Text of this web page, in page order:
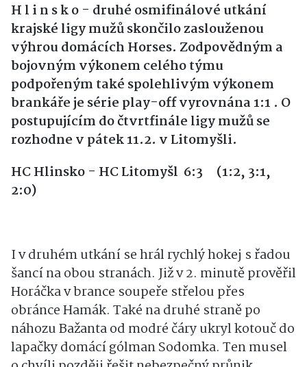
H l i n s k o - druhé osmifinálové utkání
krajské ligy mužů skončilo zaslouženou
výhrou domácích Horses. Zodpovědným a
bojovným výkonem celého týmu
podpořeným také spolehlivým výkonem
brankáře je série play-off vyrovnána 1:1 . O
postupujícím do čtvrtfinále ligy mužů se
rozhodne v pátek 11.2. v Litomyšli.
HC Hlinsko - HC Litomyšl 6:3 (1:2, 3:1,
2:0)
I v druhém utkání se hrál rychlý hokej s řadou
šancí na obou stranách. Již v 2. minutě prověřil
Horáčka v brance soupeře střelou přes
obránce Hamák. Také na druhé straně po
náhozu Bažanta od modré čáry ukryl kotouč do
lapačky domácí gólman Sodomka. Ten musel